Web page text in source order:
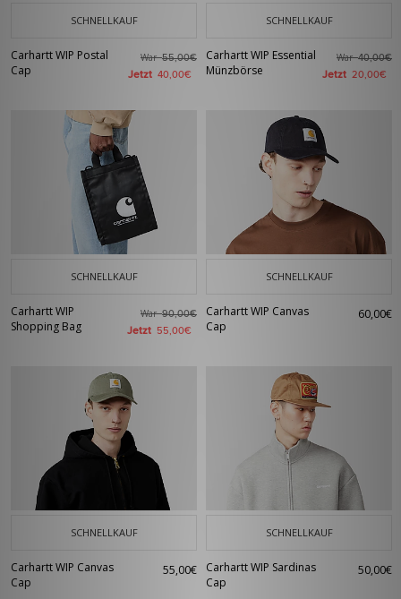
SCHNELLKAUF
Carhartt WIP Postal
Cap
War55,00€
Jetzt 40,00€
SCHNELLKAUF
Carhartt WIP Essential
Münzbörse
War40,00€
Jetzt 20,00€
SCHNELLKAUF
Carhartt WIP
Shopping Bag
War90,00€
Jetzt 55,00€
SCHNELLKAUF
Carhartt WIP Canvas
Cap
60,00€
SCHNELLKAUF
Carhartt WIP Canvas
Cap
55,00€
SCHNELLKAUF
Carhartt WIP Sardinas
Cap
50,00€